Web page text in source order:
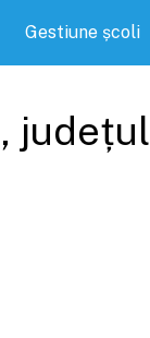
Gestiune școli
, județul